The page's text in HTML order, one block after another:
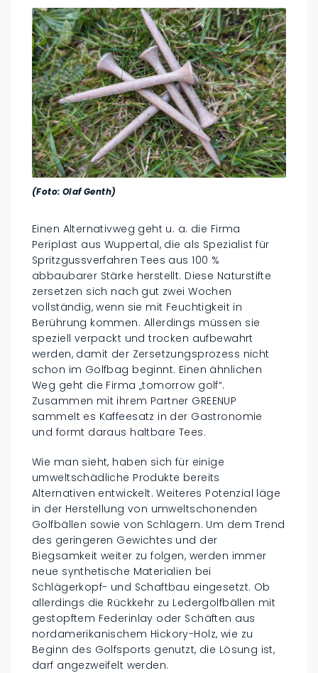
(Foto: Olaf Genth)
Einen Alternativweg geht u. a. die Firma
Periplast aus Wuppertal, die als Spezialist für
Spritzgussverfahren Tees aus 100 %
abbaubarer Stärke herstellt. Diese Naturstifte
zersetzen sich nach gut zwei Wochen
vollständig, wenn sie mit Feuchtigkeit in
Berührung kommen. Allerdings müssen sie
speziell verpackt und trocken aufbewahrt
werden, damit der Zersetzungsprozess nicht
schon im Golfbag beginnt. Einen ähnlichen
Weg geht die Firma „tomorrow golf“.
Zusammen mit ihrem Partner GREENUP
sammelt es Kaffeesatz in der Gastronomie
und formt daraus haltbare Tees.
Wie man sieht, haben sich für einige
umweltschädliche Produkte bereits
Alternativen entwickelt. Weiteres Potenzial läge
in der Herstellung von umweltschonenden
Golfbällen sowie von Schlägern. Um dem Trend
des geringeren Gewichtes und der
Biegsamkeit weiter zu folgen, werden immer
neue synthetische Materialien bei
Schlägerkopf- und Schaftbau eingesetzt. Ob
allerdings die Rückkehr zu Ledergolfbällen mit
gestopftem Federinlay oder Schäften aus
nordamerikanischem Hickory-Holz, wie zu
Beginn des Golfsports genutzt, die Lösung ist,
darf angezweifelt werden.